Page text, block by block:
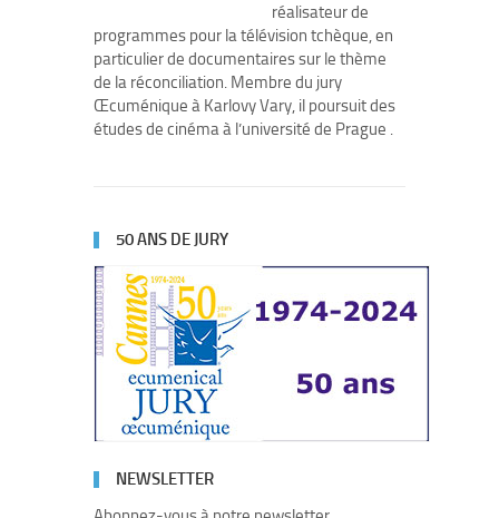
réalisateur de
programmes pour la télévision tchèque, en
particulier de documentaires sur le thème
de la réconciliation. Membre du jury
Œcuménique à Karlovy Vary, il poursuit des
études de cinéma à l’université de Prague .
50 ANS DE JURY
NEWSLETTER